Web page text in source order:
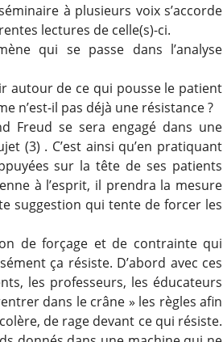
à plusieurs voix s’accorde
lectures de celle(s)-ci.
qui se passe dans l’analyse
autour de ce qui pousse le patient
n’est-il pas déjà une résistance ?
Freud se sera engagé dans une
(3) . C’est ainsi qu’en pratiquant
sur la tête de ses patients
à l’esprit, il prendra la mesure
suggestion qui tente de forcer les
de forçage et de contrainte qui
ça résiste. D’abord avec ces
les professeurs, les éducateurs
dans le crâne » les règles afin
de rage devant ce qui résiste.